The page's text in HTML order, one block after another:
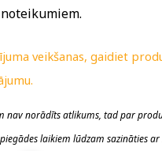
veikšanas, gaidiet
nav norādīts atlikums, tad par
laikiem lūdzam sazināties ar